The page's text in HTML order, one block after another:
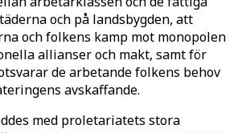
och på landsbygden, att
och folkens kamp mot monopolen
allianser och makt, samt för
de arbetande folkens behov
avskaffande.
med proletariatets stora